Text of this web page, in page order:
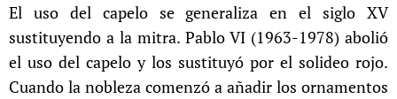
El uso del capelo se generaliza en el siglo XV
sustituyendo a la mitra. Pablo VI (1963-1978) abolió
el uso del capelo y los sustituyó por el solideo rojo.
Cuando la nobleza comenzó a añadir los ornamentos